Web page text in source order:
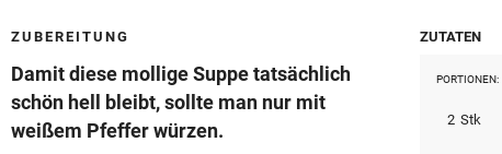
© Krone Multimedia GmbH & Co KG 2026
ZUBEREITUNG
Damit diese mollige Suppe tatsächlich
schön hell bleibt, sollte man nur mit
weißem Pfeffer würzen.
ZUTATEN
PORTIONEN:
2 Stk